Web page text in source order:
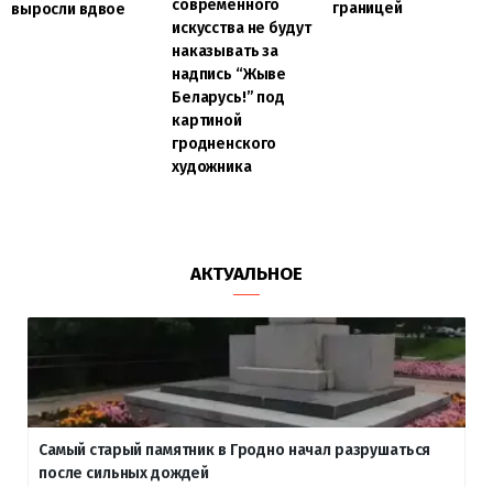
выросли вдвое
современного
искусства не будут
наказывать за
надпись “Жыве
Беларусь!” под
картиной
гродненского
художника
границей
АКТУАЛЬНОЕ
Самый старый памятник в Гродно начал разрушаться
после сильных дождей